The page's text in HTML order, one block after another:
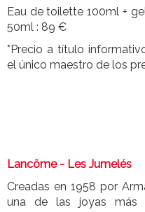
Eau de toilette 100ml +
50ml : 89 €
*Precio a título
el único maestro de los
Lancôme - Les Jumelés
Creadas en 1958 por
una de las joyas más